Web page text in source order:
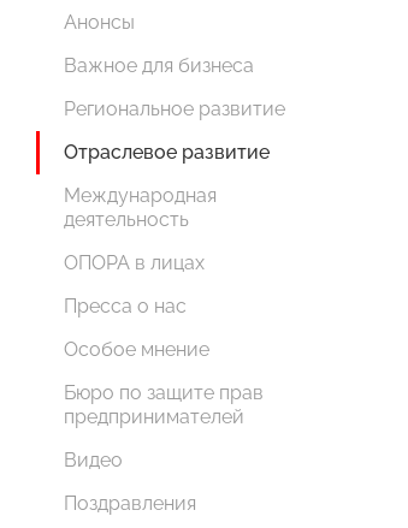
Анонсы
Важное для бизнеса
Региональное развитие
Отраслевое развитие
Международная
деятельность
ОПОРА в лицах
Пресса о нас
Особое мнение
Бюро по защите прав
предпринимателей
Видео
Поздравления